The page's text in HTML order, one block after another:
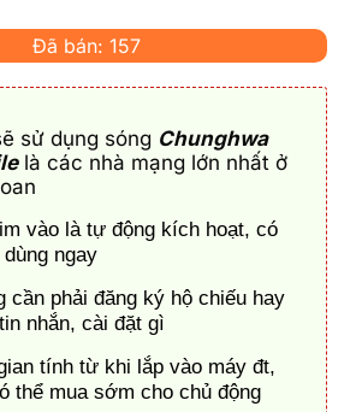
Đã bán: 157
sử dụng sóng Chunghwa
là các nhà mạng lớn nhất ở
vào là tự động kích hoạt, có
dùng ngay
cần phải đăng ký hộ chiếu hay
nhắn, cài đặt gì
tính từ khi lắp vào máy đt,
thể mua sớm cho chủ động